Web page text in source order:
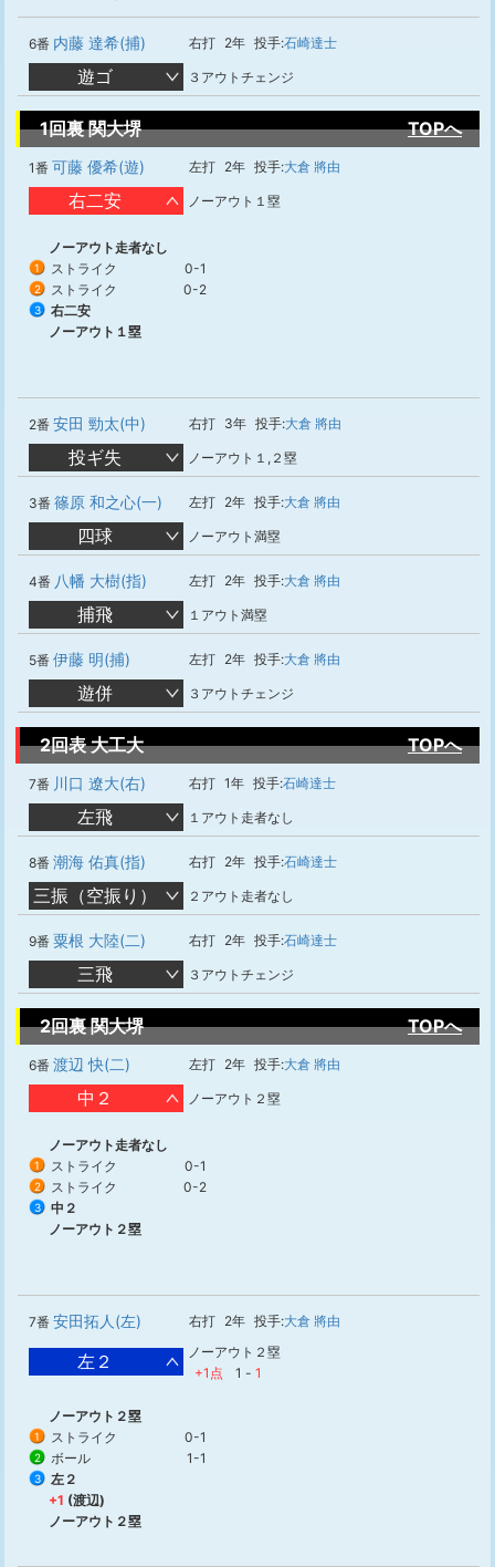
6番 内藤 達希(捕) 右打 2年 投手:石崎達士
遊ゴ ３アウトチェンジ
1回裏 関大堺 TOPへ
1番 可藤 優希(遊) 左打 2年 投手:大倉 將由
右二安 ノーアウト１塁
ノーアウト走者なし
1 ストライク 0-1
2 ストライク 0-2
3
右二安
ノーアウト１塁
2番 安田 勁太(中) 右打 3年 投手:大倉 將由
投ギ失 ノーアウト１,２塁
3番 篠原 和之心(一) 左打 2年 投手:大倉 將由
四球 ノーアウト満塁
4番 八幡 大樹(指) 左打 2年 投手:大倉 將由
捕飛 １アウト満塁
5番 伊藤 明(捕) 左打 2年 投手:大倉 將由
遊併 ３アウトチェンジ
2回表 大工大 TOPへ
7番 川口 遼大(右) 右打 1年 投手:石崎達士
左飛 １アウト走者なし
8番 潮海 佑真(指) 右打 2年 投手:石崎達士
三振（空振り） ２アウト走者なし
9番 粟根 大陸(二) 右打 2年 投手:石崎達士
三飛 ３アウトチェンジ
2回裏 関大堺 TOPへ
6番 渡辺 快(二) 左打 2年 投手:大倉 將由
中２ ノーアウト２塁
ノーアウト走者なし
1 ストライク 0-1
2 ストライク 0-2
3
中２
ノーアウト２塁
7番 安田拓人(左) 右打 2年 投手:大倉 將由
左２
ノーアウト２塁
+1点
1 - 1
ノーアウト２塁
1 ストライク 0-1
2 ボール 1-1
3
左２
+1 (渡辺)
ノーアウト２塁